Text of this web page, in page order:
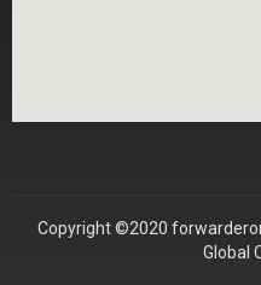
Copyright ©2020
Global